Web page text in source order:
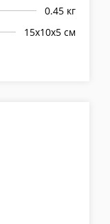
0.45 кг
15х10х5 см